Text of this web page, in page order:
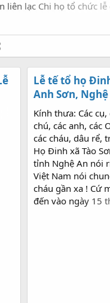
lạc Chi họ tổ chức lễ
kính. Sau lời khai mạc
Lễ tế tổ họ
Anh Sơn, Nghệ
Kính thưa: Các cụ,
chú, các anh, các
các cháu, dâu rể,
Họ Đinh xã Tào
tỉnh Nghệ An nói
Việt Nam nói
cháu gần xa ! Cứ
đến vào ngày 15